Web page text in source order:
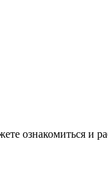
ознакомиться и